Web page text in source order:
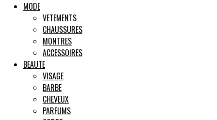
Pas si
MODE
VETEMENTS
CHAUSSURES
MONTRES
ACCESSOIRES
BEAUTE
VISAGE
BARBE
CHEVEUX
PARFUMS